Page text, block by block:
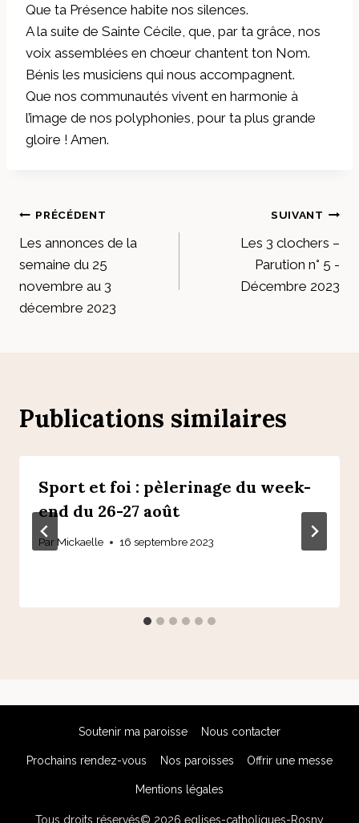
Que ta Présence habite nos silences.
A la suite de Sainte Cécile, que, par ta grâce, nos
voix assemblées en chœur chantent ton Nom.
Bénis les musiciens qui nous accompagnent.
Que nos communautés vivent en harmonie à
l’image de nos polyphonies, pour ta plus grande
gloire ! Amen.
Navigation
de
l’article
PRÉCÉDENT
Les annonces de la
semaine du 25
novembre au 3
décembre 2023
SUIVANT
Les 3 clochers –
Parution n° 5 -
Décembre 2023
Publications similaires
Sport et foi : pèlerinage du week-
end du 26-27 août
Par Mickaelle 16 septembre 2023
Soutenir ma paroisse Nous contacter
Prochains rendez-vous Nos paroisses Offrir une messe
Mentions légales
Tous droits réservés© 2026 eglises-catholiques-Rosny